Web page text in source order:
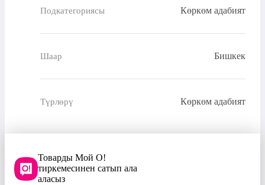
Подкатегориясы Көркөм адабият
Шаар Бишкек
Түрлөрү Көркөм адабият
Товарды Мой О!
тиркемесинен сатып ала
аласыз